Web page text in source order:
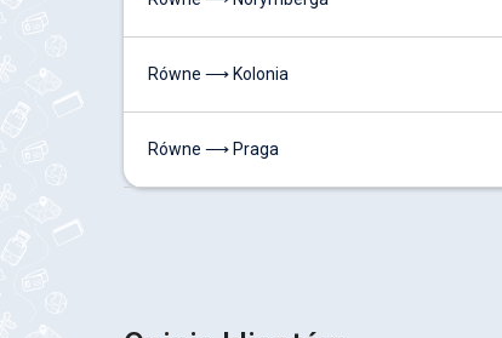
Równe ⟶ Kolonia
Równe ⟶ Praga